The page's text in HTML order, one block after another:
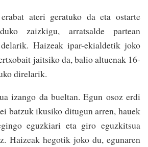
ateri geratuko da eta ostarte
zaizkigu, arratsalde partean
Haizeak ipar-ekialdetik joko
jaitsiko da, balio altuenak 16-
direlarik.
izango da bueltan. Egun osoz erdi
batzuk ikusiko ditugun arren, hauek
eguzkiari eta giro eguzkitsua
Haizeak hegotik joko du, egunaren